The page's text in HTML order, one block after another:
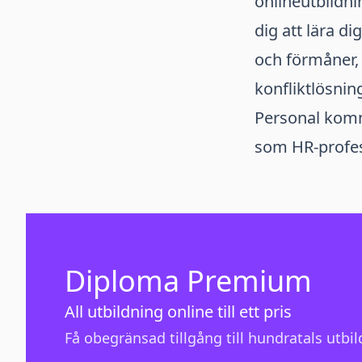
dig att lära
och
Personal
som HR-
Diploma Premium
All utbildning online till ett pris
Få obegränsad tillgång till hundratals